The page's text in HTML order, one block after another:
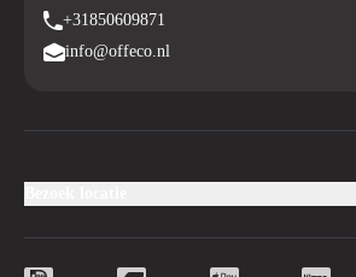
+31850609871
info@offeco.nl